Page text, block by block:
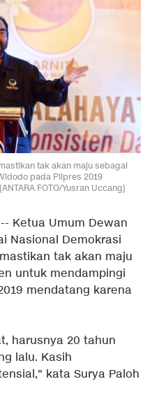
tak akan maju sebagai
pada Pilpres 2019
FOTO/Yusran Uccang)
-- Ketua Umum Dewan
Nasional Demokrasi
tak akan maju
untuk mendampingi
mendatang karena
harusnya 20 tahun
lalu. Kasih
kata Surya Paloh